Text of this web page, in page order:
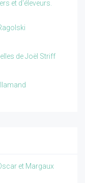
et d'éleveurs.
de Joël Striff
et Margaux